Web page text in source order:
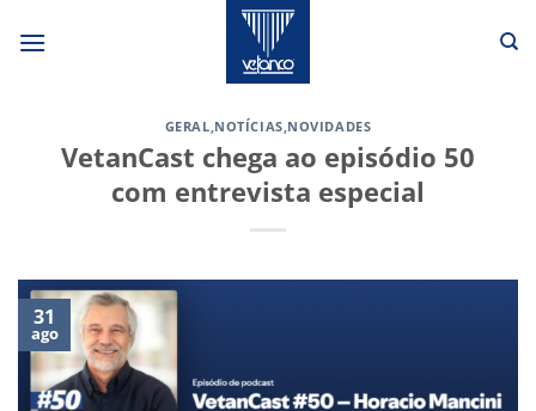
GERAL,NOTÍCIAS,NOVIDADES
VetanCast chega ao episódio 50
com entrevista especial
31
ago